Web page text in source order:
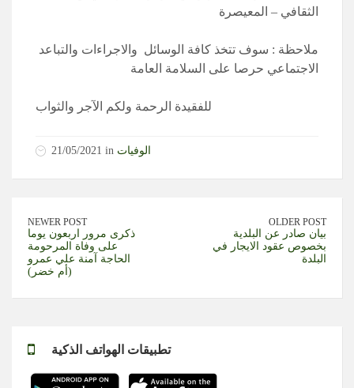
الثقافي – المعيصرة
ملاحظة : سوف تتخذ كافة الوسائل والاجراءات والتباعد
الاجتماعي حرصا على السلامة العامة
للفقيدة الرحمة ولكم الآجر والثواب
21/05/2021 in الوفيات
NEWER POST
ذكرى مرور اربعون يوما
على وفاة المرحومة
الحاجة آمنة علي عمرو
(أم خضر)
OLDER POST
بيان صادر عن البلدية
بخصوص عقود الايجار في
البلدة
تطبيقات الهواتف الذكية